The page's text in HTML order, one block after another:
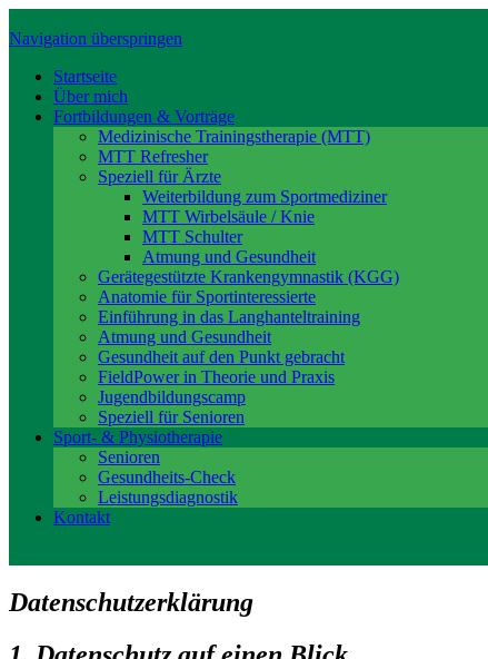
Navigation überspringen
Startseite
Über mich
Fortbildungen & Vorträge
Medizinische Trainingstherapie (MTT)
MTT Refresher
Speziell für Ärzte
Weiterbildung zum Sportmediziner
MTT Wirbelsäule / Knie
MTT Schulter
Atmung und Gesundheit
Gerätegestützte Krankengymnastik (KGG)
Anatomie für Sportinteressierte
Einführung in das Langhanteltraining
Atmung und Gesundheit
Gesundheit auf den Punkt gebracht
FieldPower in Theorie und Praxis
Jugendbildungscamp
Speziell für Senioren
Sport- & Physiotherapie
Senioren
Gesundheits-Check
Leistungsdiagnostik
Kontakt
Datenschutz­erklärung